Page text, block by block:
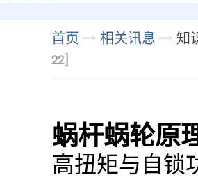
首页 相关讯息 知
22]
蜗杆蜗轮原
高扭矩与自锁